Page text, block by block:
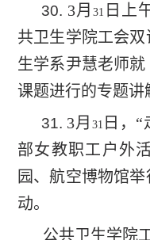
30. 3月 31 日上
共卫生学院工会
生学系尹慧老师
课题进行的专题讲
31. 3月 31 日，
部女教职工户外
园、航空博物馆
动。
公共卫生学院